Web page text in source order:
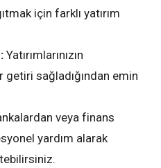
için farklı yatırım
Yatırımlarınızın
sağladığından emin
veya finans
yardım alarak